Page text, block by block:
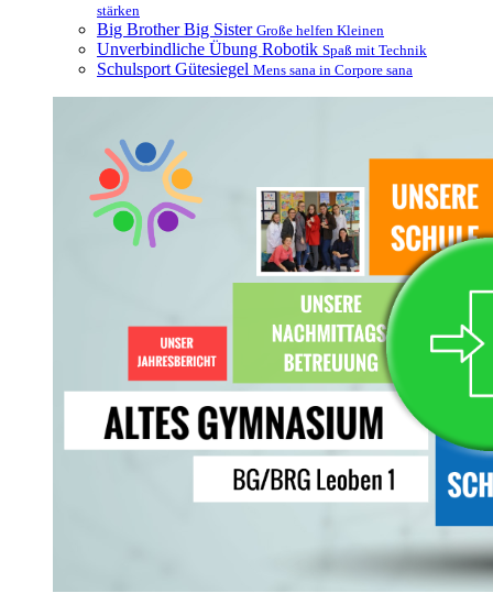
stärken
Big Brother Big Sister Große helfen Kleinen
Unverbindliche Übung Robotik Spaß mit Technik
Schulsport Gütesiegel Mens sana in Corpore sana